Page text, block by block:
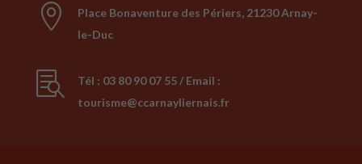

Place Bonaventure des Périers, 21230 Arnay-
le-Duc

Tél : 03 80 90 07 55 / Email :
tourisme@ccarnayliernais.fr